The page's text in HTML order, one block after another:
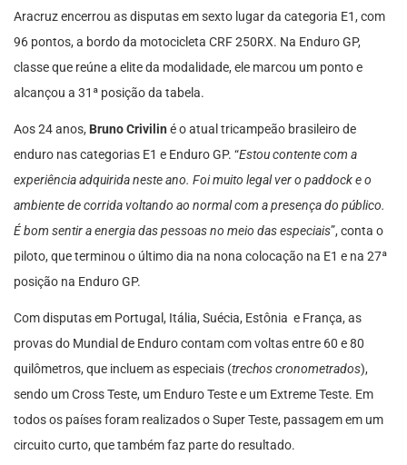
Aracruz encerrou as disputas em sexto lugar da categoria E1, com
96 pontos, a bordo da motocicleta CRF 250RX. Na Enduro GP,
classe que reúne a elite da modalidade, ele marcou um ponto e
alcançou a 31ª posição da tabela.
Aos 24 anos, Bruno Crivilin é o atual tricampeão brasileiro de
enduro nas categorias E1 e Enduro GP. “Estou contente com a
experiência adquirida neste ano. Foi muito legal ver o paddock e o
ambiente de corrida voltando ao normal com a presença do público.
É bom sentir a energia das pessoas no meio das especiais”, conta o
piloto, que terminou o último dia na nona colocação na E1 e na 27ª
posição na Enduro GP.
Com disputas em Portugal, Itália, Suécia, Estônia e França, as
provas do Mundial de Enduro contam com voltas entre 60 e 80
quilômetros, que incluem as especiais (trechos cronometrados),
sendo um Cross Teste, um Enduro Teste e um Extreme Teste. Em
todos os países foram realizados o Super Teste, passagem em um
circuito curto, que também faz parte do resultado.